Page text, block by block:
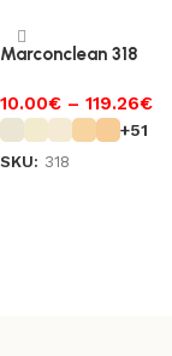
Marconclean 318
10.00€ – 119.26€
+51
SKU: 318